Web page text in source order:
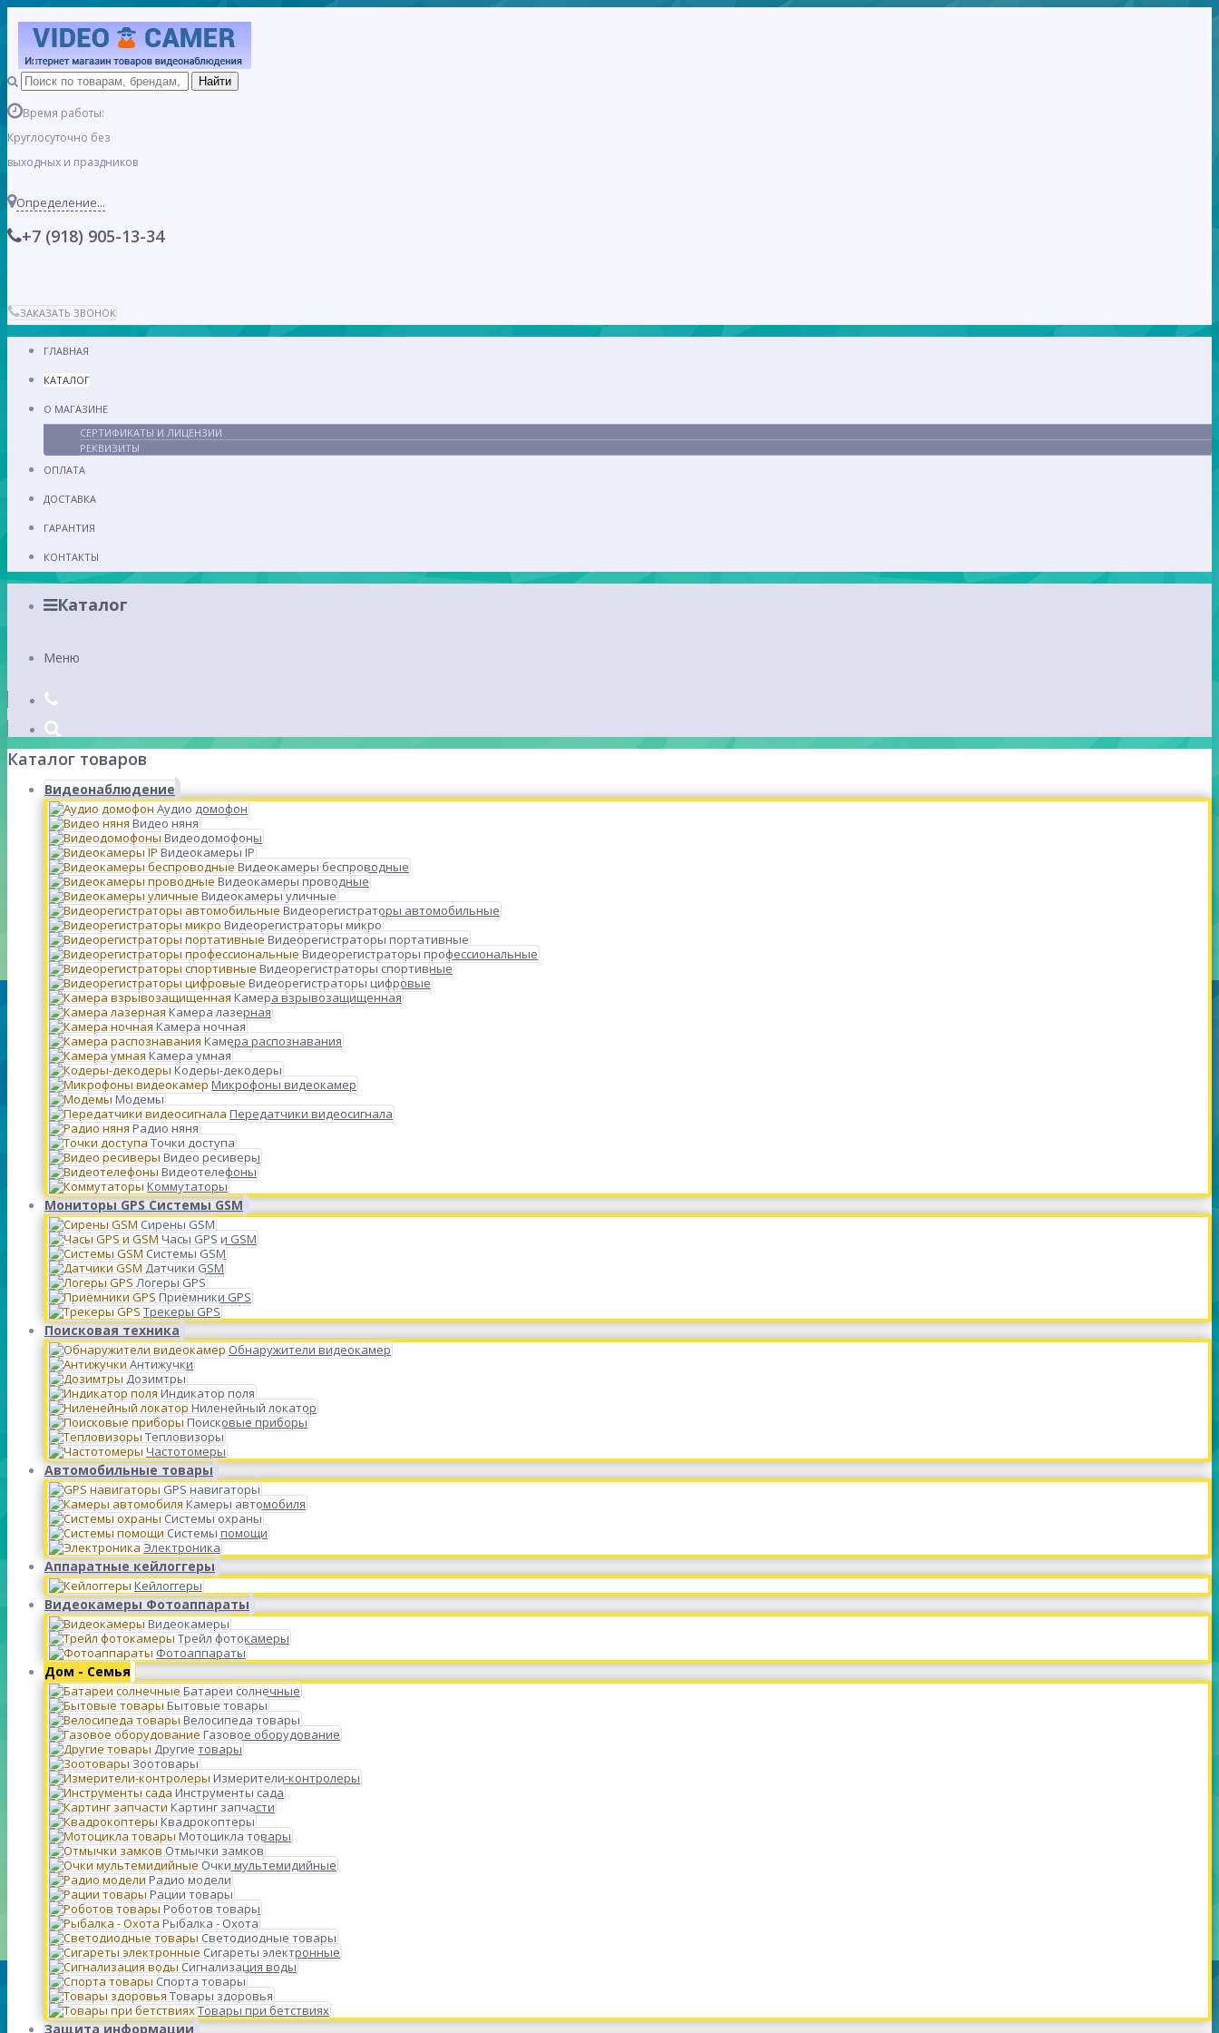
Время работы:
Круглосуточно без
выходных и праздников
Определение...
+7 (918) 905-13-34
ЗАКАЗАТЬ ЗВОНОК
ГЛАВНАЯ
КАТАЛОГ
О МАГАЗИНЕ
СЕРТИФИКАТЫ И ЛИЦЕНЗИИ
РЕКВИЗИТЫ
ОПЛАТА
ДОСТАВКА
ГАРАНТИЯ
КОНТАКТЫ
Каталог
Меню
Каталог товаров
Видеонаблюдение
Аудио домофон
Видео няня
Видеодомофоны
Видеокамеры IP
Видеокамеры беспроводные
Видеокамеры проводные
Видеокамеры уличные
Видеорегистраторы автомобильные
Видеорегистраторы микро
Видеорегистраторы портативные
Видеорегистраторы профессиональные
Видеорегистраторы спортивные
Видеорегистраторы цифровые
Камера взрывозащищенная
Камера лазерная
Камера ночная
Камера распознавания
Камера умная
Кодеры-декодеры
Микрофоны видеокамер
Модемы
Передатчики видеосигнала
Радио няня
Точки доступа
Видео ресиверы
Видеотелефоны
Коммутаторы
Мониторы GPS Системы GSM
Сирены GSM
Часы GPS и GSM
Системы GSM
Датчики GSM
Логеры GPS
Приёмники GPS
Трекеры GPS
Поисковая техника
Обнаружители видеокамер
Антижучки
Дозимтры
Индикатор поля
Ниленейный локатор
Поисковые приборы
Тепловизоры
Частотомеры
Автомобильные товары
GPS навигаторы
Камеры автомобиля
Системы охраны
Системы помощи
Электроника
Аппаратные кейлоггеры
Кейлоггеры
Видеокамеры Фотоаппараты
Видеокамеры
Трейл фотокамеры
Фотоаппараты
Дом - Семья
Батареи солнечные
Бытовые товары
Велосипеда товары
Газовое оборудование
Другие товары
Зоотовары
Измерители-контролеры
Инструменты сада
Картинг запчасти
Квадрокоптеры
Мотоцикла товары
Отмычки замков
Очки мультемидийные
Радио модели
Рации товары
Роботов товары
Рыбалка - Охота
Светодиодные товары
Сигареты электронные
Сигнализация воды
Спорта товары
Товары здоровья
Товары при бетствиях
Защита информации